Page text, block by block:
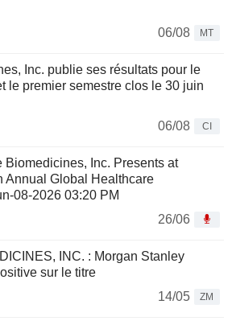
06/08
MT
Inc. publie ses résultats pour le
le premier semestre clos le 30 juin
06/08
CI
Biomedicines, Inc. Presents at
Annual Global Healthcare
08-2026 03:20 PM
26/06
INC. : Morgan Stanley
sur le titre
14/05
ZM